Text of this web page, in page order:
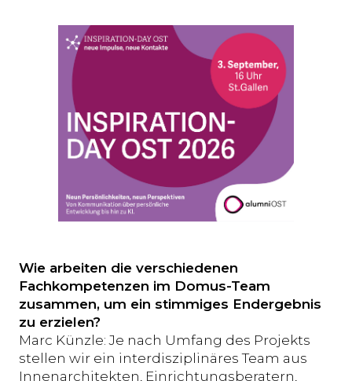
Wie arbeiten die verschiedenen
Fachkompetenzen im Domus-Team
zusammen, um ein stimmiges Endergebnis
zu erzielen?
Marc Künzle: Je nach Umfang des Projekts
stellen wir ein interdisziplinäres Team aus
Innenarchitekten, Einrichtungsberatern,